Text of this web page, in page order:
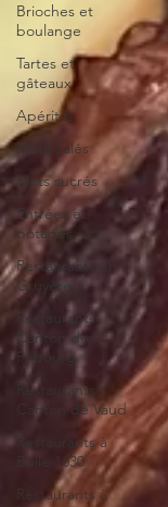
Brioches et
boulange
Tartes et
gâteaux
Apéritifs
Mets Salés
Mets sucrés
Entrées et
potages
Restaurants en
Gruyère
Restaurants
Canton de
Fribourg
Restaurants
Canton de Vaud
Restaurants à
Bulle 1630
Restaurants à